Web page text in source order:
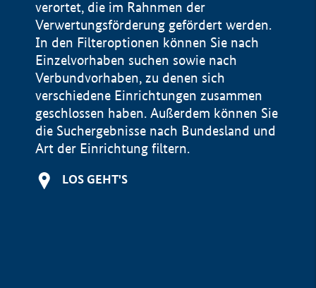
verortet, die im Rahnmen der
Verwertungsförderung gefördert werden.
In den Filteroptionen können Sie nach
Einzelvorhaben suchen sowie nach
Verbundvorhaben, zu denen sich
verschiedene Einrichtungen zusammen
geschlossen haben. Außerdem können Sie
die Suchergebnisse nach Bundesland und
Art der Einrichtung filtern.
LOS GEHT'S